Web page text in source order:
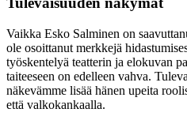
Vaikka Esko Salminen on
ole osoittanut merkkejä
työskentelyä teatterin ja elokuvan
taiteeseen on edelleen vahva.
näkevämme lisää hänen upeita
että valkokankaalla.